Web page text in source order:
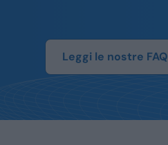
Leggi le nostre FAQ